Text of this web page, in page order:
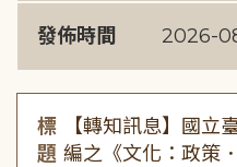
發佈時間 2026-
標
題
【轉知訊息】國立
編之《文化：政策